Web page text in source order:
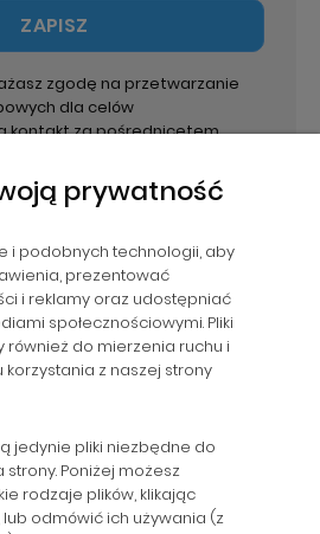
ZAPISZ
zgodę na przetwarzanie
dla celów
kontakt za pośrednicetem
prywatność
i podobnych technologii, aby
prezentować
i reklamy oraz udostępniać
społecznościowymi. Pliki
również do mierzenia ruchu i
z naszej strony
jedynie pliki niezbędne do
Poniżej możesz
rodzaje plików, klikając
lub odmówić ich używania (z